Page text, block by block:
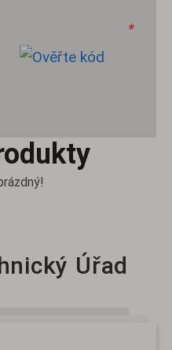
*
Úřad